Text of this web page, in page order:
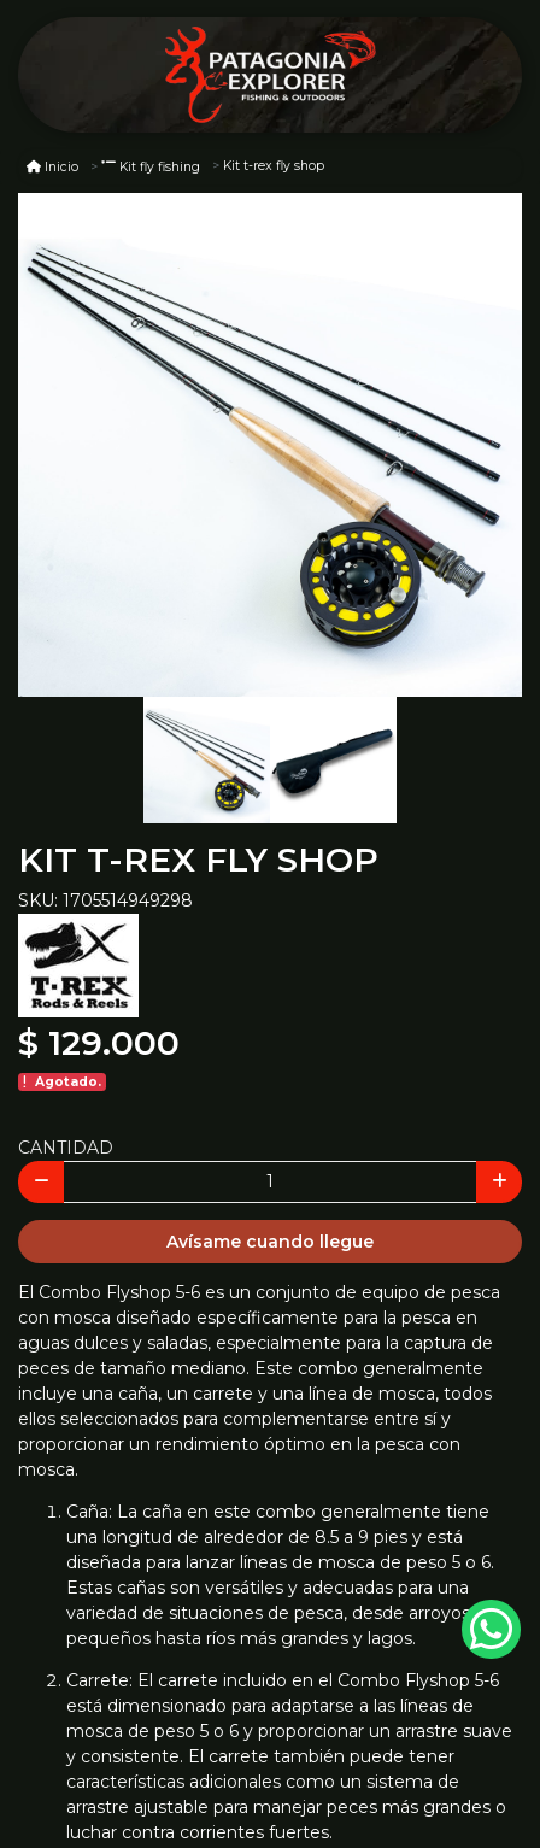
Inicio Kit fly fishing Kit t-rex fly shop
KIT T-REX FLY SHOP
SKU: 1705514949298
$ 129.000
Agotado.
CANTIDAD
Avísame cuando llegue
El Combo Flyshop 5-6 es un conjunto de equipo de pesca
con mosca diseñado específicamente para la pesca en
aguas dulces y saladas, especialmente para la captura de
peces de tamaño mediano. Este combo generalmente
incluye una caña, un carrete y una línea de mosca, todos
ellos seleccionados para complementarse entre sí y
proporcionar un rendimiento óptimo en la pesca con
mosca.
Caña: La caña en este combo generalmente tiene
una longitud de alrededor de 8.5 a 9 pies y está
diseñada para lanzar líneas de mosca de peso 5 o 6.
Estas cañas son versátiles y adecuadas para una
variedad de situaciones de pesca, desde arroyos
pequeños hasta ríos más grandes y lagos.
Carrete: El carrete incluido en el Combo Flyshop 5-6
está dimensionado para adaptarse a las líneas de
mosca de peso 5 o 6 y proporcionar un arrastre suave
y consistente. El carrete también puede tener
características adicionales como un sistema de
arrastre ajustable para manejar peces más grandes o
luchar contra corrientes fuertes.